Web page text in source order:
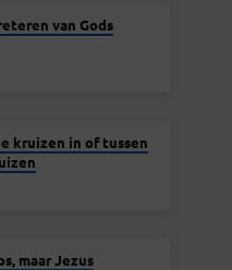
van Gods
kruizen in of tussen
maar Jezus